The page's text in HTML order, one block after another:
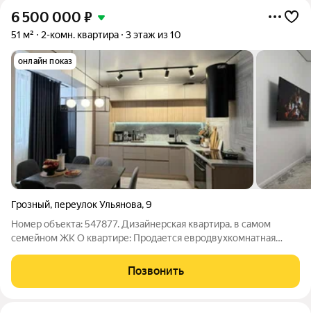
6 500 000 ₽
51 м² 2-комн. квартира 3 этаж из 10
онлайн показ
Грозный, переулок Ульянова,9
Номер объекта: 547877. Дизайнерская квартира, в самом
семейном ЖК О квартире: Продается евродвухкомнатная
поэтому на материалах не экономили. Проведена дорогая
электрика. Мебель и техника
Позвонить